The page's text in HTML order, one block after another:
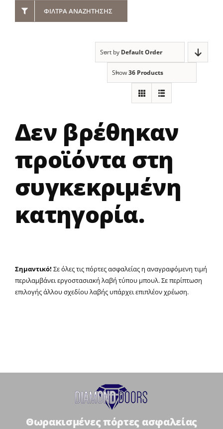
ΦΊΛΤΡΑ ΑΝΑΖΉΤΗΣΗΣ
Sort by Default Order
Show36 Products
Δεν βρέθηκαν
προϊόντα στη
συγκεκριμένη
κατηγορία.
Σημαντικό! Σε όλες τις πόρτες ασφαλείας η αναγραφόμενη τιμή
περιλαμβάνει εργοστασιακή λαβή τύπου μπουλ. Σε περίπτωση
επιλογής άλλου σχεδίου λαβής υπάρχει επιπλέον χρέωση.
Θωρακισμένες πόρτες ασφαλείας